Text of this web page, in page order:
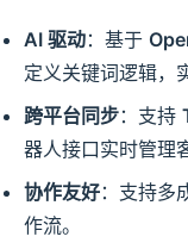
AI 驱动：基于
定义关键词逻辑，
跨平台同步：支持
器人接口实时管理
协作友好：支持多
作流。